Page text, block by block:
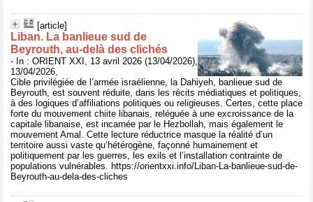
[article]
Liban. La banlieue sud de
Beyrouth, au-delà des clichés
- In : ORIENT XXI, 13 avril 2026 (13/04/2026),
13/04/2026,
Cible privilégiée de l’armée israélienne, la Dahiyeh, banlieue sud de
Beyrouth, est souvent réduite, dans les récits médiatiques et politiques,
à des logiques d’affiliations politiques ou religieuses. Certes, cette place
forte du mouvement chiite libanais, reléguée à une excroissance de la
capitale libanaise, est incarnée par le Hezbollah, mais également le
mouvement Amal. Cette lecture réductrice masque la réalité d’un
territoire aussi vaste qu’hétérogène, façonné humainement et
politiquement par les guerres, les exils et l’installation contrainte de
populations vulnérables. https://orientxxi.info/Liban-La-banlieue-sud-de-
Beyrouth-au-dela-des-cliches